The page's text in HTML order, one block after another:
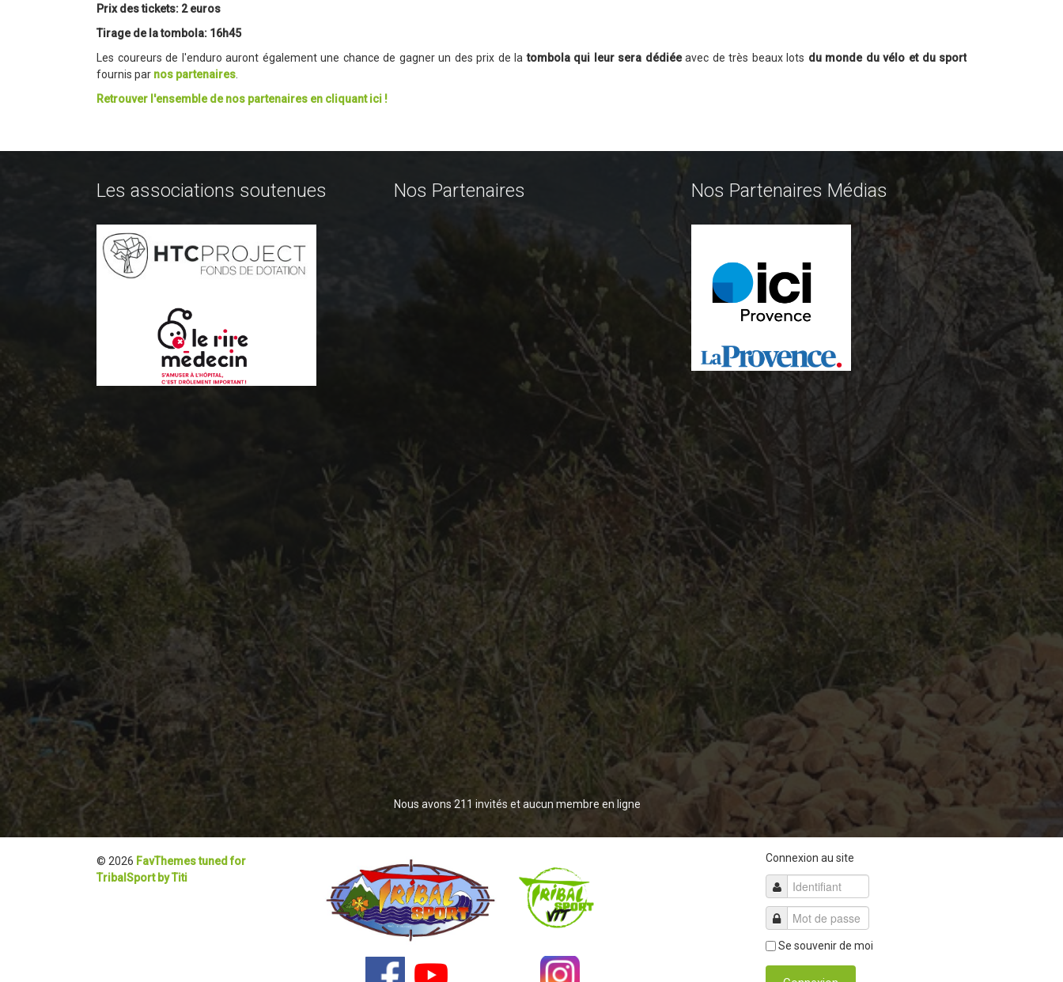
Prix des tickets: 2 euros
Tirage de la tombola: 16h45
Les coureurs de l'enduro auront également une chance de gagner un des prix de latombola qui leur sera dédiéeavec de très beaux lots du monde du vélo et du sport
fournis par nos partenaires
Retrouver l'ensemble de nos partenaires en cliquant ici !
Les associations soutenues Nos Partenaires
Nous avons 211 invités et aucun membre en ligne
Nos Partenaires Médias
© 2026 FavThemes tuned for
TribalSport by Titi
Connexion au site
Se souvenir de moi